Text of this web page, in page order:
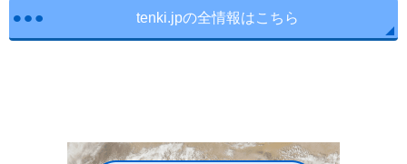
tenki.jpの全情報はこちら